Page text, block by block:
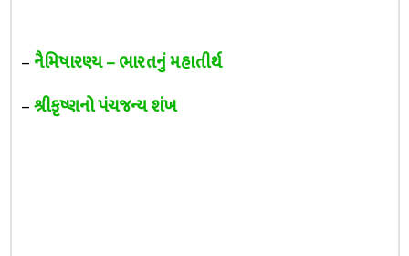
–નૈમિષારણ્ય – ભારતનું મહાતીર્થ
–શ્રીકૃષ્ણનો પંચજન્ય શંખ